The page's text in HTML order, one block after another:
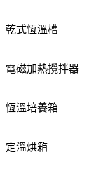
乾式恆溫槽
電磁加熱攪拌器
恆溫培養箱
定溫烘箱